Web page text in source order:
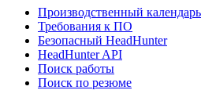
Производственный календарь
Требования к ПО
Безопасный HeadHunter
HeadHunter API
Поиск работы
Поиск по резюме